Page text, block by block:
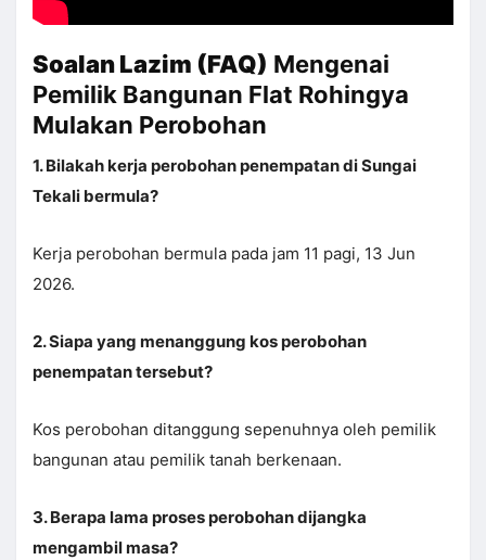
Soalan Lazim (FAQ) Mengenai
Pemilik Bangunan Flat Rohingya
Mulakan Perobohan
1. Bilakah kerja perobohan penempatan di Sungai
Tekali bermula?
Kerja perobohan bermula pada jam 11 pagi, 13 Jun
2026.
2. Siapa yang menanggung kos perobohan
penempatan tersebut?
Kos perobohan ditanggung sepenuhnya oleh pemilik
bangunan atau pemilik tanah berkenaan.
3. Berapa lama proses perobohan dijangka
mengambil masa?